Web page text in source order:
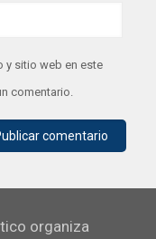
y sitio web en este
comentario.
organiza